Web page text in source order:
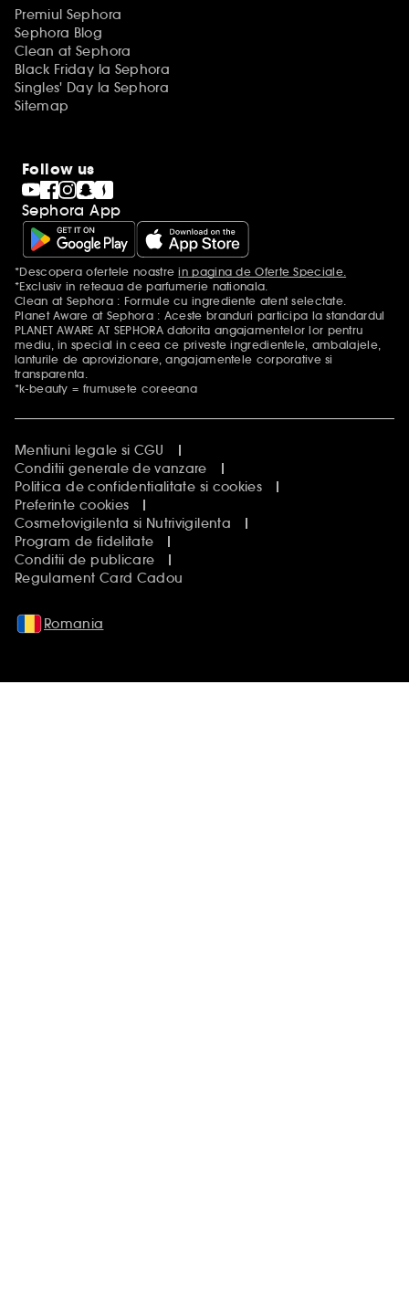
Premiul Sephora
Sephora Blog
Clean at Sephora
Black Friday la Sephora
Singles' Day la Sephora
Sitemap
Follow us
Sephora App
Mentiuni aditionale
*Descopera ofertele noastrein pagina de Oferte Speciale.
*Exclusiv in reteaua de parfumerie nationala.
Clean at Sephora : Formule cu ingrediente atent selectate.
Planet Aware at Sephora : Aceste branduri participa la standardul
PLANET AWARE AT SEPHORA datorita angajamentelor lor pentru
mediu, in special in ceea ce priveste ingredientele, ambalajele,
lanturile de aprovizionare, angajamentele corporative si
transparenta.
*k-beauty = frumusete coreeana
Mentiuni legale si CGU
Conditii generale de vanzare
Politica de confidentialitate si cookies
Preferinte cookies
Cosmetovigilenta si Nutrivigilenta
Program de fidelitate
Conditii de publicare
Regulament Card Cadou
Romania